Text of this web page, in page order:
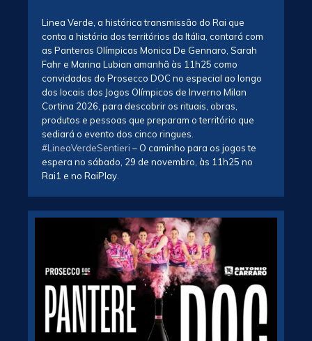
Linea Verde, a histórica transmissão do Rai que
conta a história dos territórios da Itália, contará com
as Panteras Olímpicas Monica De Gennaro, Sarah
Fahr e Marina Lubian amanhã às 11h25 como
convidadas do Prosecco DOC no especial ao longo
dos locais dos Jogos Olímpicos de Inverno Milan
Cortina 2026, para descobrir os rituais, obras,
produtos e pessoas que preparam o território que
sediará o evento dos cinco ringues.
#LineaVerdeSentieri – O caminho para os jogos te
espera no sábado, 29 de novembro, às 11h25 no
Rai1 e no RaiPlay.